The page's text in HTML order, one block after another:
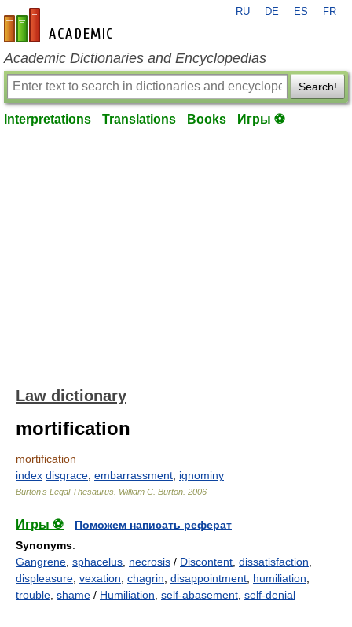
en-academic.com
RU DE ES FR
Academic Dictionaries and Encyclopedias
Search!
Interpretations Translations Books Игры ⚽
Law dictionary
mortification
mortification
index disgrace embarrassment ignominy
Burton's Legal Thesaurus. William C. Burton 2006
Игры ⚽
Поможем написать реферат
Synonyms:
Gangrene sphacelus necrosis / Discontent dissatisfaction
displeasure vexation chagrin disappointment humiliation
trouble shame / Humiliation self-abasement self-denial